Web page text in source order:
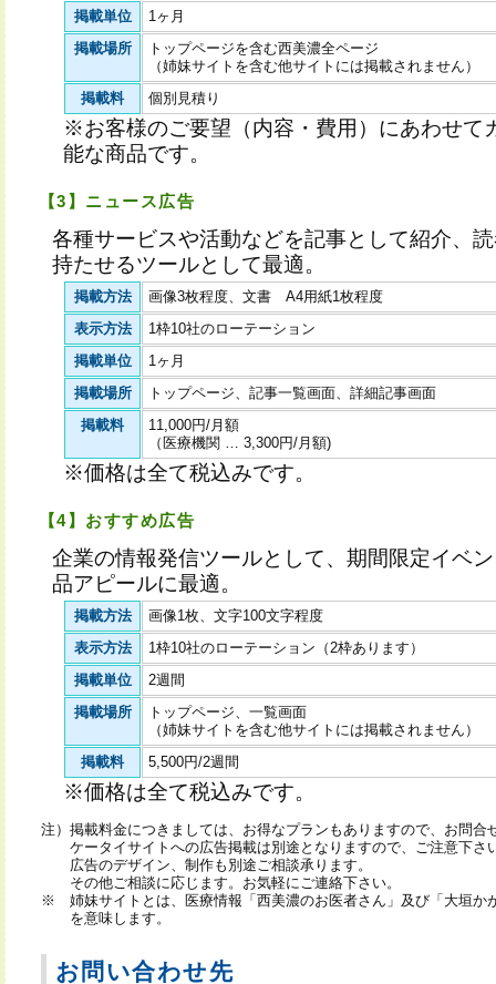
掲載単位
1ヶ月
掲載場所
トップページを含む西美濃全ページ
（姉妹サイトを含む他サイトには掲載されません）
掲載料
個別見積り
※お客様のご要望（内容・費用）にあわせて
能な商品です。
【3】ニュース広告
各種サービスや活動などを記事として紹介、
持たせるツールとして最適。
掲載方法
画像3枚程度、文書 A4用紙1枚程度
表示方法
1枠10社のローテーション
掲載単位
1ヶ月
掲載場所
トップページ、記事一覧画面、詳細記事画面
掲載料
11,000円/月額
（医療機関 … 3,300円/月額)
※価格は全て税込みです。
【4】おすすめ広告
企業の情報発信ツールとして、期間限定イベ
品アピールに最適。
掲載方法
画像1枚、文字100文字程度
表示方法
1枠10社のローテーション（2枠あります）
掲載単位
2週間
掲載場所
トップページ、一覧画面
（姉妹サイトを含む他サイトには掲載されません）
掲載料
5,500円/2週間
※価格は全て税込みです。
注） 掲載料金につきましては、お得なプランもありますので、お問合
ケータイサイトへの広告掲載は別途となりますので、ご注意下さ
広告のデザイン、制作も別途ご相談承ります。
その他ご相談に応じます。お気軽にご連絡下さい。
※
姉妹サイトとは、医療情報「西美濃のお医者さん」及び「大垣か
を意味します。
お問い合わせ先